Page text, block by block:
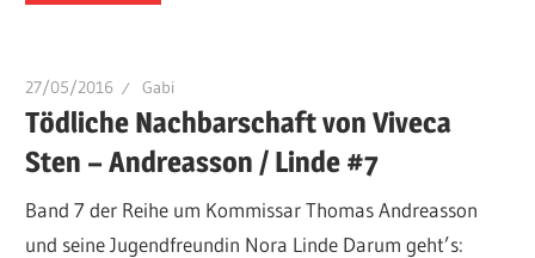
27/05/2016 Gabi
Tödliche Nachbarschaft von Viveca
Sten – Andreasson / Linde #7
Band 7 der Reihe um Kommissar Thomas Andreasson
und seine Jugendfreundin Nora Linde Darum geht’s: